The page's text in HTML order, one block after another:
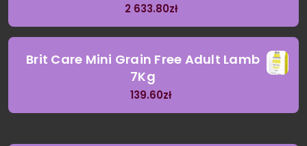
2 633.80zł
Brit Care Mini Grain Free Adult Lamb
7Kg
139.60zł